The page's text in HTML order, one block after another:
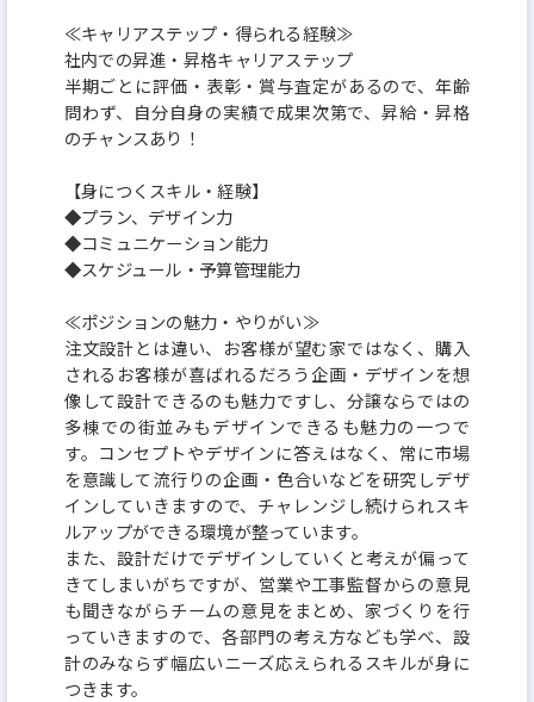
≪キャリアステップ・得られる経験≫
社内での昇進・昇格キャリアステップ
半期ごとに評価・表彰・賞与査定があるので、年齢
問わず、自分自身の実績で成果次第で、昇給・昇格
のチャンスあり！
【身につくスキル・経験】
◆プラン、デザイン力
◆コミュニケーション能力
◆スケジュール・予算管理能力
≪ポジションの魅力・やりがい≫
注文設計とは違い、お客様が望む家ではなく、購入
されるお客様が喜ばれるだろう企画・デザインを想
像して設計できるのも魅力ですし、分譲ならではの
多棟での街並みもデザインできるも魅力の一つで
す。コンセプトやデザインに答えはなく、常に市場
を意識して流行りの企画・色合いなどを研究しデザ
インしていきますので、チャレンジし続けられスキ
ルアップができる環境が整っています。
また、設計だけでデザインしていくと考えが偏って
きてしまいがちですが、営業や工事監督からの意見
も聞きながらチームの意見をまとめ、家づくりを行
っていきますので、各部門の考え方なども学べ、設
計のみならず幅広いニーズ応えられるスキルが身に
つきます。